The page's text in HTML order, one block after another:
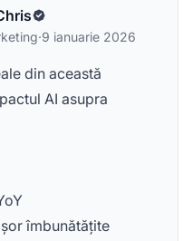
·9 ianuarie 2026
din această
AI asupra
îmbunătățite